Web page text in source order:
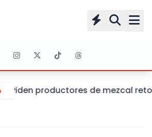
Piden productores de mezcal